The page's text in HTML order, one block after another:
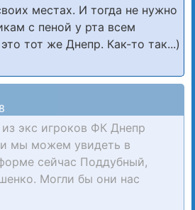
местах. И тогда не нужно
с пеной у рта всем
тот же Днепр. Как-то так...)
экс игроков ФК Днепр
мы можем увидеть в
сейчас Поддубный,
Могли бы они нас